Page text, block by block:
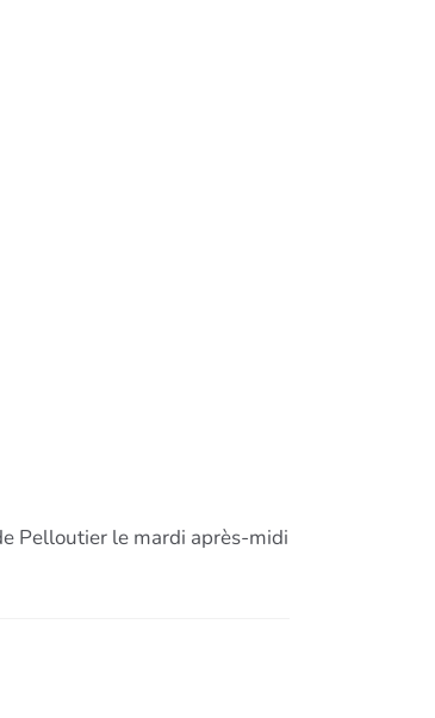
Pelloutier le mardi après-midi